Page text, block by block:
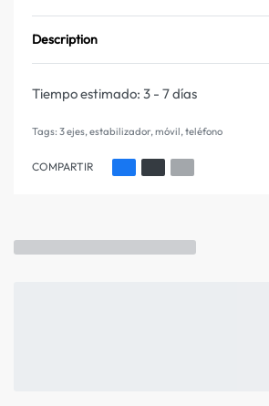
Description
Tiempo estimado: 3 - 7 días
Tags: 3 ejes,estabilizador,móvil,teléfono
COMPARTIR